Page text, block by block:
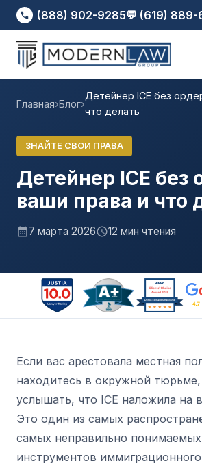
(888) 902-9285💬 (619) 889-
Главная›Блог›
Детейнер ICE без
что делать
ЗНАЙТЕ СВОИ ПРАВА
Детейнер ICE без
ваши права и что
7 марта 2026 12 мин чтения
Если вас арестовала местная
находитесь в окружной
услышать, что ICE наложила на
Это один из самых
самых неправильно
инструментов